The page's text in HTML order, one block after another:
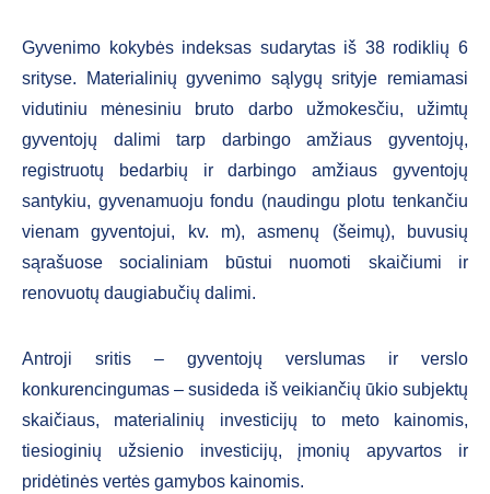
Gyvenimo kokybės indeksas sudarytas iš 38 rodiklių 6
srityse. Materialinių gyvenimo sąlygų srityje remiamasi
vidutiniu mėnesiniu bruto darbo užmokesčiu, užimtų
gyventojų dalimi tarp darbingo amžiaus gyventojų,
registruotų bedarbių ir darbingo amžiaus gyventojų
santykiu, gyvenamuoju fondu (naudingu plotu tenkančiu
vienam gyventojui, kv. m), asmenų (šeimų), buvusių
sąrašuose socialiniam būstui nuomoti skaičiumi ir
renovuotų daugiabučių dalimi.
Antroji sritis – gyventojų verslumas ir verslo
konkurencingumas – susideda iš veikiančių ūkio subjektų
skaičiaus, materialinių investicijų to meto kainomis,
tiesioginių užsienio investicijų, įmonių apyvartos ir
pridėtinės vertės gamybos kainomis.